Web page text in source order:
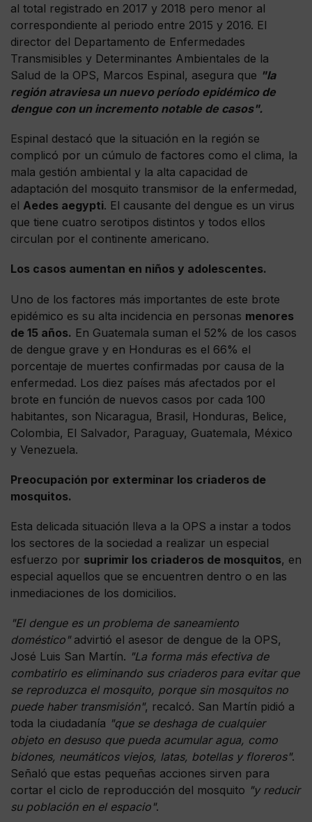
al total registrado en 2017 y 2018 pero menor al
correspondiente al periodo entre 2015 y 2016. El
director del Departamento de Enfermedades
Transmisibles y Determinantes Ambientales de la
Salud de la OPS, Marcos Espinal, asegura que "la
región atraviesa un nuevo período epidémico de
dengue con un incremento notable de casos".
Espinal destacó que la situación en la región se
complicó por un cúmulo de factores como el clima, la
mala gestión ambiental y la alta capacidad de
adaptación del mosquito transmisor de la enfermedad,
el Aedes aegypti. El causante del dengue es un virus
que tiene cuatro serotipos distintos y todos ellos
circulan por el continente americano.
Los casos aumentan en niños y adolescentes.
Uno de los factores más importantes de este brote
epidémico es su alta incidencia en personas menores
de 15 años. En Guatemala suman el 52% de los casos
de dengue grave y en Honduras es el 66% el
porcentaje de muertes confirmadas por causa de la
enfermedad. Los diez países más afectados por el
brote en función de nuevos casos por cada 100
habitantes, son Nicaragua, Brasil, Honduras, Belice,
Colombia, El Salvador, Paraguay, Guatemala, México
y Venezuela.
Preocupación por exterminar los criaderos de
mosquitos.
Esta delicada situación lleva a la OPS a instar a todos
los sectores de la sociedad a realizar un especial
esfuerzo por suprimir los criaderos de mosquitos, en
especial aquellos que se encuentren dentro o en las
inmediaciones de los domicilios.
"El dengue es un problema de saneamiento
doméstico"advirtió el asesor de dengue de la OPS,
José Luis San Martín. "La forma más efectiva de
combatirlo es eliminando sus criaderos para evitar que
se reproduzca el mosquito, porque sin mosquitos no
puede haber transmisión", recalcó. San Martín pidió a
toda la ciudadanía "que se deshaga de cualquier
objeto en desuso que pueda acumular agua, como
bidones, neumáticos viejos, latas, botellas y floreros".
Señaló que estas pequeñas acciones sirven para
cortar el ciclo de reproducción del mosquito "y reducir
su población en el espacio".